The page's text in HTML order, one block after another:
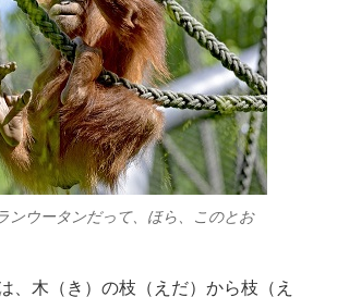
ンウータンだって、ほら、このとお
、木（き）の枝（えだ）から枝（え